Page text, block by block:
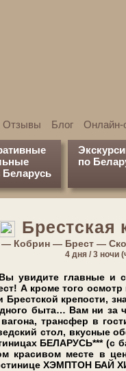
Отзывы Блог Онлайн-
Беларусь
по
Брестская
Кобрин — Брест —
4 дня / 3 ночи
уви­ди­те главные и
А кроме то­го
кре­по­сти,
бы­та… Вам ни за
транс­фер в
стол, вкус­ные
БЕЛАРУСЬ*** (с
красивом месте в
ХЭМПТОН БАЙ